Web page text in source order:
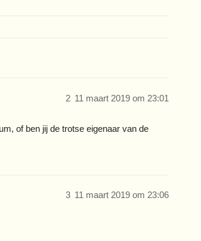
11 maart 2019 om 23:01
2
of ben jij de trotse eigenaar van de
11 maart 2019 om 23:06
3